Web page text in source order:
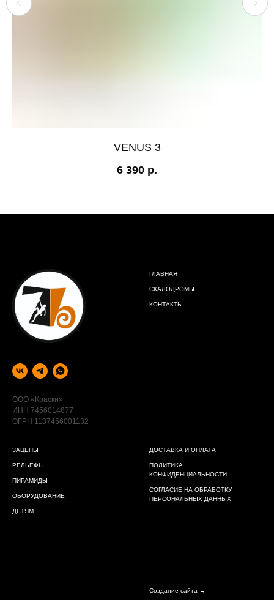
VENUS 3
6 390 р.
ООО «Краски»
ИНН 7456014877
ОГРН 1137456001132
ГЛАВНАЯ
СКАЛОДРОМЫ
КОНТАКТЫ
ЗАЦЕПЫ
РЕЛЬЕФЫ
ПИРАМИДЫ
ОБОРУДОВАНИЕ
ДЕТЯМ
ДОСТАВКА И ОПЛАТА
ПОЛИТИКА
КОНФИДЕНЦИАЛЬНОСТИ
СОГЛАСИЕ НА ОБРАБОТКУ
ПЕРСОНАЛЬНЫХ ДАННЫХ
Создание сайта →